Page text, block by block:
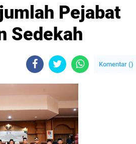
Pejabat
Sedekah
Komentar ()